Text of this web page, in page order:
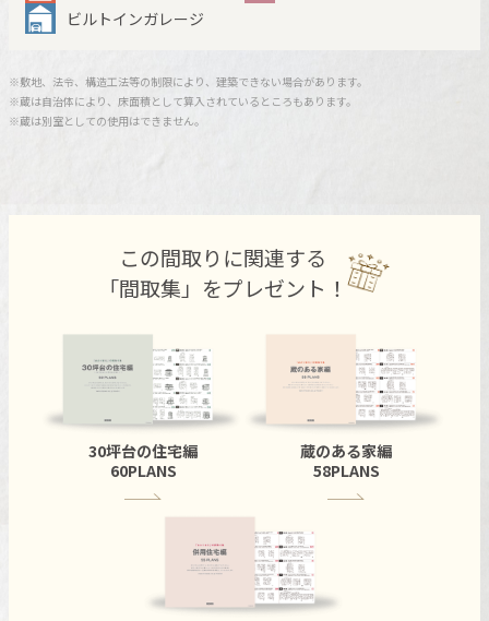
ミサワアイデンティティ
ビルトインガレージ
※敷地、法令、構造工法等の制限により、建築できない場合があります。
※蔵は自治体により、床面積として算入されているところもあります。
※蔵は別室としての使用はできません。
この間取りに関連する
「間取集」をプレゼント！
30坪台の住宅編
60PLANS
蔵のある家編
58PLANS